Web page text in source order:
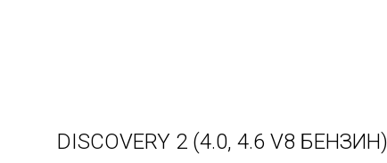
DISCOVERY 2 (4.0, 4.6 V8 БЕНЗИН)